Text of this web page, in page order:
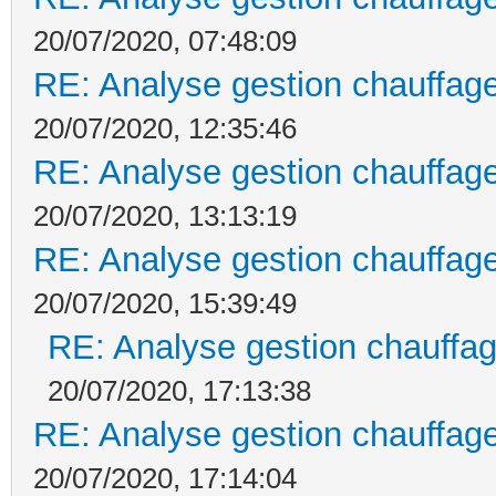
20/07/2020, 07:48:09
RE: Analyse gestion
20/07/2020, 12:35:46
RE: Analyse gestion
20/07/2020, 13:13:19
RE: Analyse gestion
20/07/2020, 15:39:49
RE: Analyse gestion
20/07/2020, 17:13:38
RE: Analyse gestion
20/07/2020, 17:14:04